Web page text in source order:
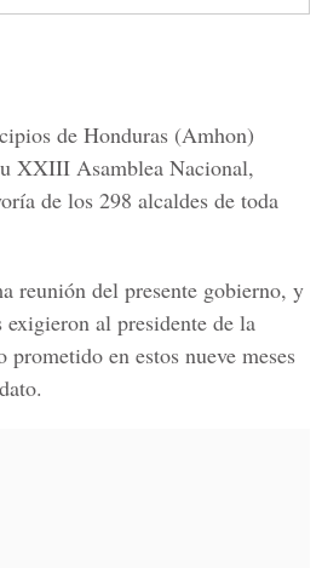
de Honduras (Amhon)
XXIII Asamblea Nacional,
de los 298 alcaldes de toda
reunión del presente gobierno, y
al presidente de la
en estos nueve meses